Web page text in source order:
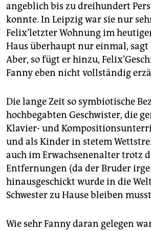
angeblich bis zu dreihundert
konnte. In Leipzig war sie nur
Felix’letzter Wohnung im
Haus überhaupt nur einmal, sagt
Aber, so fügt er hinzu,
Fanny eben nicht vollständig
Die lange Zeit so symbiotische
hochbegabten Geschwister, die
Klavier- und
und als Kinder in stetem
auch im Erwachsenenalter trotz
Entfernungen (da der Bruder
hinausgeschickt wurde in die
Schwester zu Hause bleiben
Wie sehr Fanny daran gelegen